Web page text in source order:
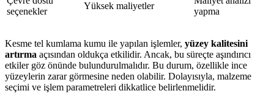
seçenekler
Yüksek maliyetler
yapma
Kesme tel kumlama kumu ile yapılan işlemler, yüzey kalitesini
artırma açısından oldukça etkilidir. Ancak, bu süreçte aşındırıcı
etkiler göz önünde bulundurulmalıdır. Bu durum, özellikle ince
yüzeylerin zarar görmesine neden olabilir. Dolayısıyla, malzeme
seçimi ve işlem parametreleri dikkatlice belirlenmelidir.